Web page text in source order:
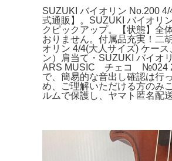
SUZUKI バイオリン No.200
式通販】。SUZUKI バイオリ
クピックアップ。【状態】
おりません。付属品充実！二
オリン 4/4(大人サイズ) ケー
ン）肩当て・SUZUKI バイオ
ARS MUSIC チェコ №024
で、簡易的な音出し確認は行
め、ご理解いただける方のみ
ルムで保護し、ヤマト匿名配